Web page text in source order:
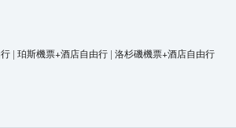
| 珀斯機票+酒店自由行 | 洛杉磯機票+酒店自由行